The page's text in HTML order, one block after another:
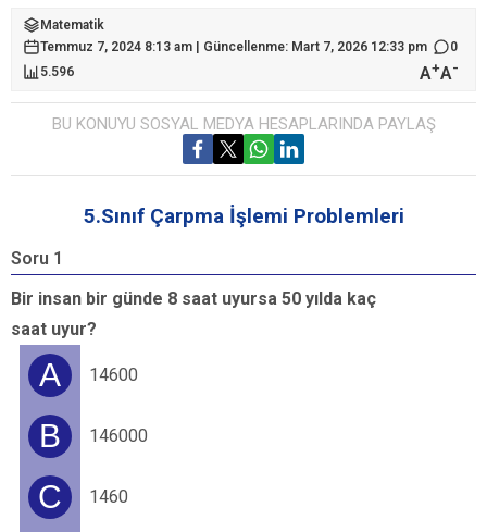
Matematik
Temmuz 7, 2024 8:13 am | Güncellenme: Mart 7, 2026 12:33 pm
0
5.596
A+A-
BU KONUYU SOSYAL MEDYA HESAPLARINDA PAYLAŞ
5.Sınıf Çarpma İşlemi Problemleri
Soru 1
Bir insan bir günde 8 saat uyursa 50 yılda kaç
saat uyur?
A 14600
B 146000
C 1460